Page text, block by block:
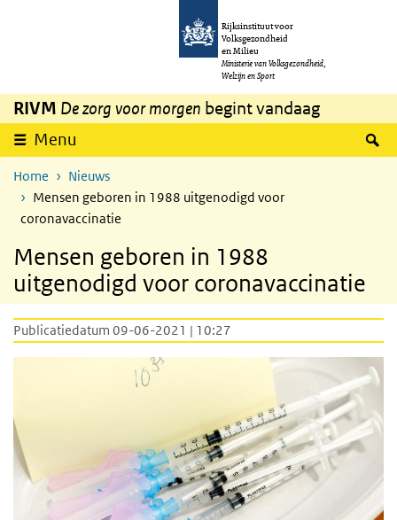
Overslaan en naar de inhoud gaan
Rijksinstituut voor
Volksgezondheid
en Milieu
Ministerie van Volksgezondheid,
Welzijn en Sport
RIVM De zorg voor morgen begint vandaag
Menu
Home
Nieuws
Mensen geboren in 1988 uitgenodigd voor
coronavaccinatie
Mensen geboren in 1988
uitgenodigd voor coronavaccinatie
Publicatiedatum 09-06-2021 | 10:27